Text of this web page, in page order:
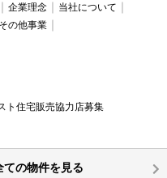
企業理念
当社について
その他事業
ト住宅販売協力店募集
ての物件を見る